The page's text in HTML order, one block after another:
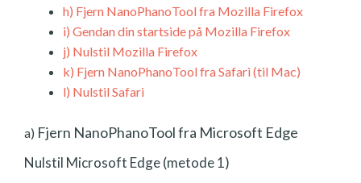
h) Fjern NanoPhanoTool fra Mozilla Firefox
i) Gendan din startside på Mozilla Firefox
j) Nulstil Mozilla Firefox
k) Fjern NanoPhanoTool fra Safari (til Mac)
l) Nulstil Safari
a) Fjern NanoPhanoTool fra Microsoft Edge
Nulstil Microsoft Edge (metode 1)